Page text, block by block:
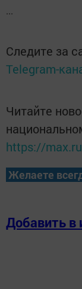
...
Следите за
Telegram-
Читайте
https://
Желаете
Добавить в